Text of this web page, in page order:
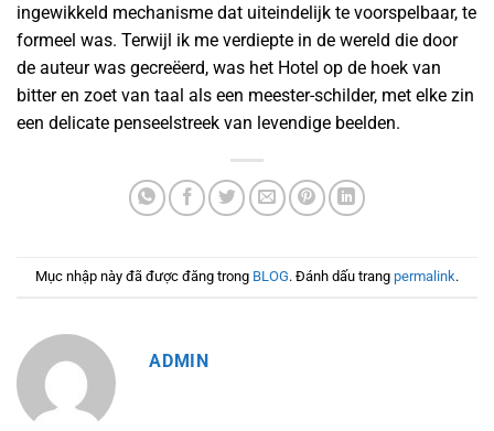
ingewikkeld mechanisme dat uiteindelijk te voorspelbaar, te
formeel was. Terwijl ik me verdiepte in de wereld die door
de auteur was gecreëerd, was het Hotel op de hoek van
bitter en zoet van taal als een meester-schilder, met elke zin
een delicate penseelstreek van levendige beelden.
Mục nhập này đã được đăng trong BLOG. Đánh dấu trang permalink.
ADMIN